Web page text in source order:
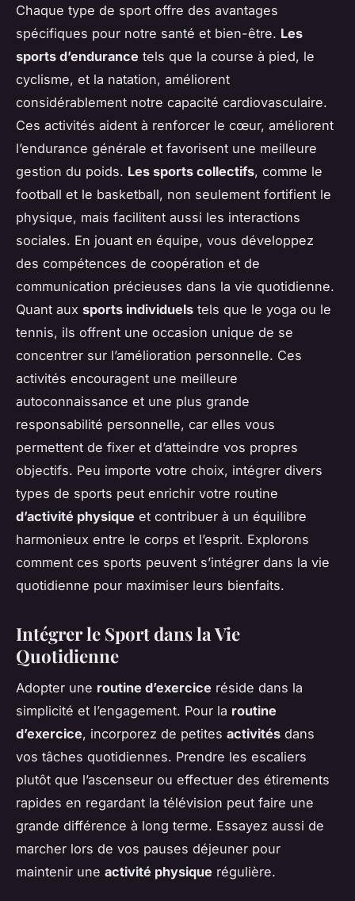
Chaque type de sport offre des avantages
spécifiques pour notre santé et bien-être. Les
sports d’endurance tels que la course à pied, le
cyclisme, et la natation, améliorent
considérablement notre capacité cardiovasculaire.
Ces activités aident à renforcer le cœur, améliorent
l’endurance générale et favorisent une meilleure
gestion du poids. Les sports collectifs, comme le
football et le basketball, non seulement fortifient le
physique, mais facilitent aussi les interactions
sociales. En jouant en équipe, vous développez
des compétences de coopération et de
communication précieuses dans la vie quotidienne.
Quant aux sports individuels tels que le yoga ou le
tennis, ils offrent une occasion unique de se
concentrer sur l’amélioration personnelle. Ces
activités encouragent une meilleure
autoconnaissance et une plus grande
responsabilité personnelle, car elles vous
permettent de fixer et d’atteindre vos propres
objectifs. Peu importe votre choix, intégrer divers
types de sports peut enrichir votre routine
d’activité physique et contribuer à un équilibre
harmonieux entre le corps et l’esprit. Explorons
comment ces sports peuvent s’intégrer dans la vie
quotidienne pour maximiser leurs bienfaits.
Intégrer le Sport dans la Vie
Quotidienne
Adopter une routine d’exercice réside dans la
simplicité et l’engagement. Pour la routine
d’exercice, incorporez de petites activités dans
vos tâches quotidiennes. Prendre les escaliers
plutôt que l’ascenseur ou effectuer des étirements
rapides en regardant la télévision peut faire une
grande différence à long terme. Essayez aussi de
marcher lors de vos pauses déjeuner pour
maintenir une activité physique régulière.